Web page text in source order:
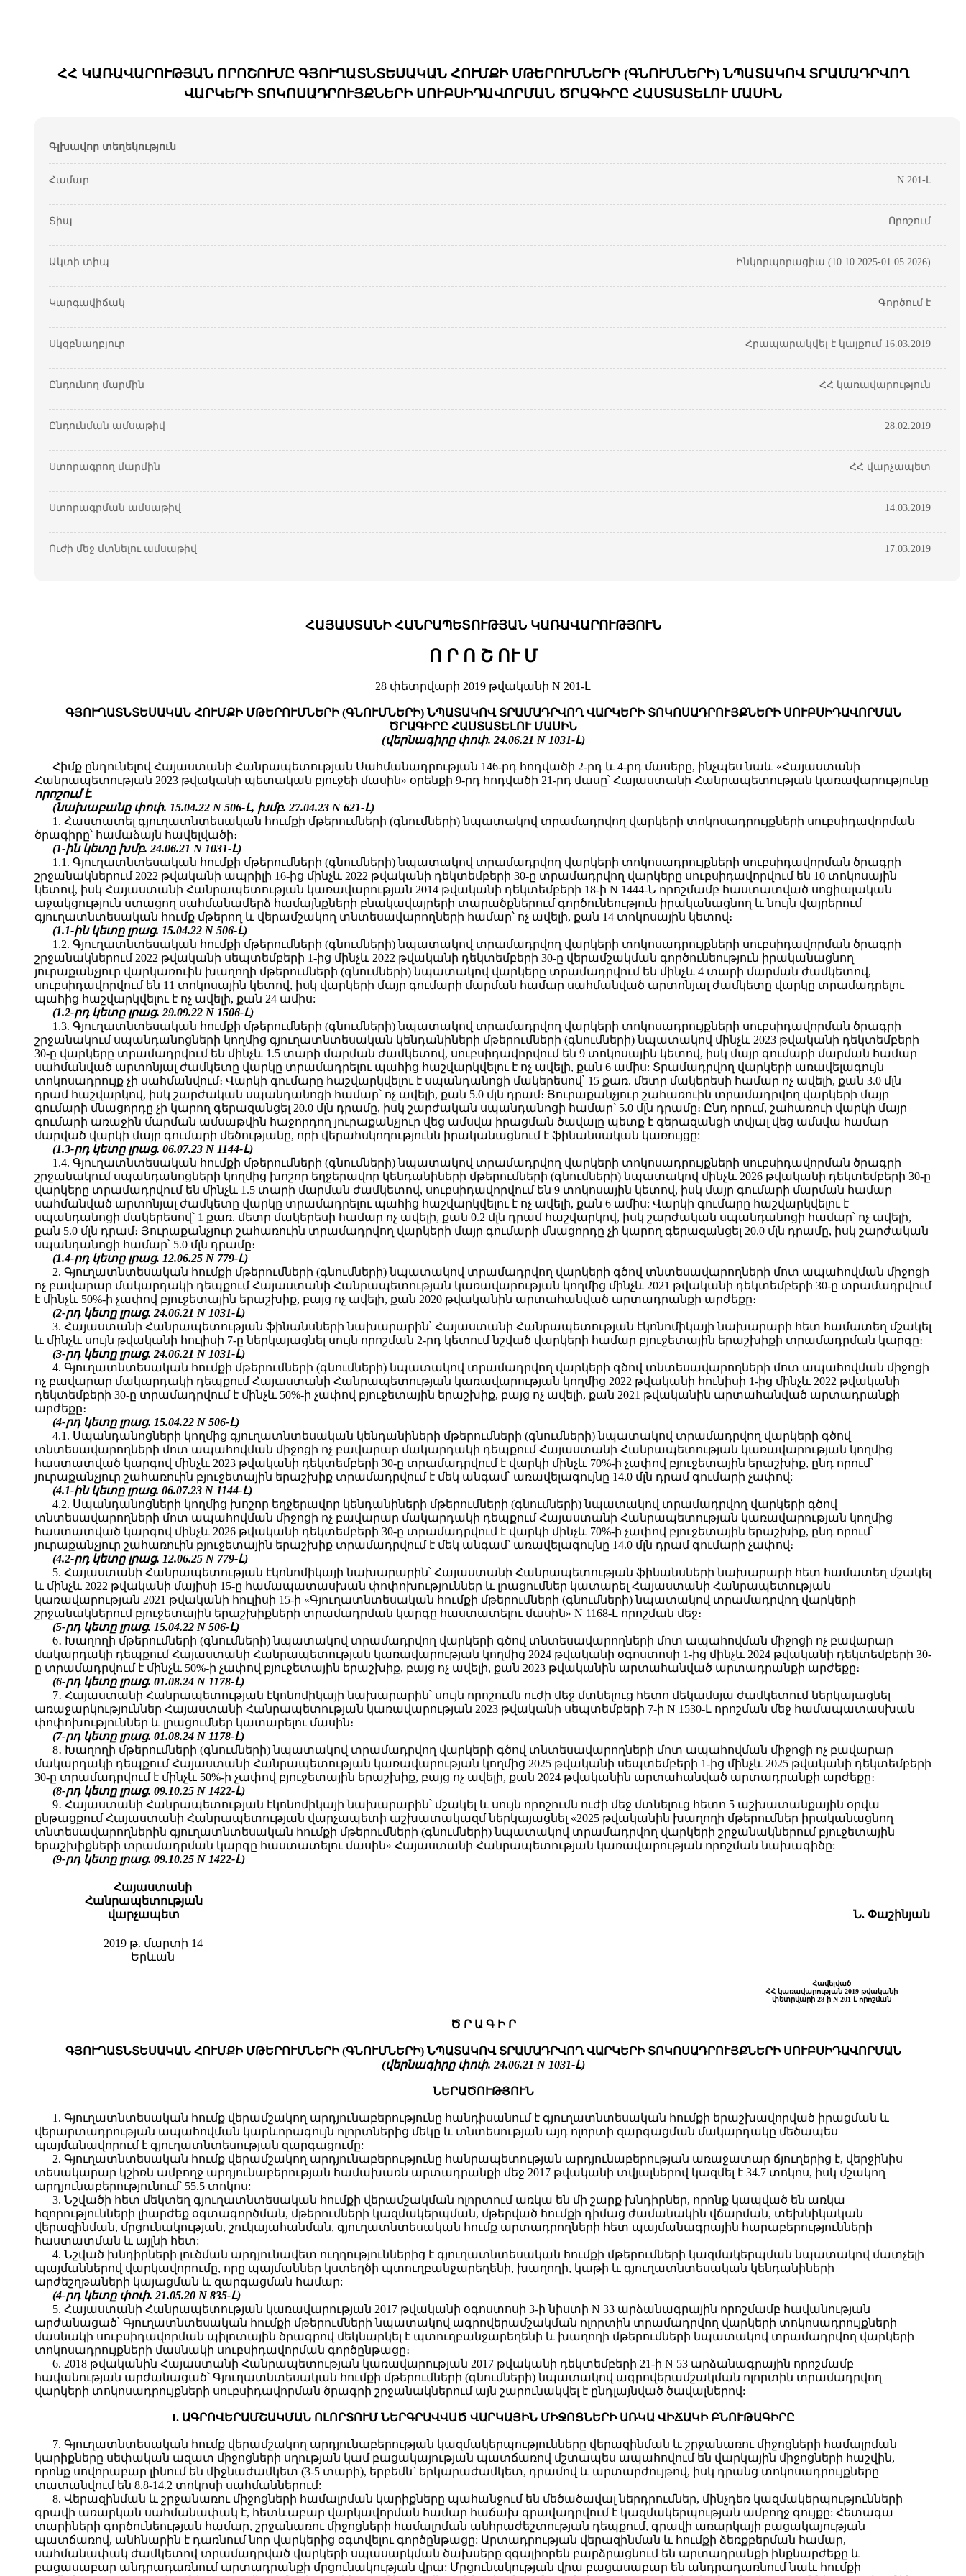
ՀՀ ԿԱՌԱՎԱՐՈՒԹՅԱՆ ՈՐՈՇՈՒՄԸ ԳՅՈՒՂԱՏՆՏԵՍԱԿԱՆ ՀՈՒՄՔԻ ՄԹԵՐՈՒՄՆԵՐԻ (ԳՆՈՒՄՆԵՐԻ) ՆՊԱՏԱԿՈՎ ՏՐԱՄԱԴՐՎՈՂ
ՎԱՐԿԵՐԻ ՏՈԿՈՍԱԴՐՈՒՅՔՆԵՐԻ ՍՈՒԲՍԻԴԱՎՈՐՄԱՆ ԾՐԱԳԻՐԸ ՀԱՍՏԱՏԵԼՈՒ ՄԱՍԻՆ
Գլխավոր տեղեկություն
Համար N 201-Լ
Տիպ Որոշում
Ակտի տիպ Ինկորպորացիա (10.10.2025-01.05.2026)
Կարգավիճակ Գործում է
Սկզբնաղբյուր Հրապարակվել է կայքում 16.03.2019
Ընդունող մարմին ՀՀ կառավարություն
Ընդունման ամսաթիվ 28.02.2019
Ստորագրող մարմին ՀՀ վարչապետ
Ստորագրման ամսաթիվ 14.03.2019
Ուժի մեջ մտնելու ամսաթիվ 17.03.2019
ՀԱՅԱՍՏԱՆԻ ՀԱՆՐԱՊԵՏՈՒԹՅԱՆ ԿԱՌԱՎԱՐՈՒԹՅՈՒՆ
Ո Ր Ո Շ ՈՒ Մ
28 փետրվարի 2019 թվականի N 201-Լ
ԳՅՈՒՂԱՏՆՏԵՍԱԿԱՆ ՀՈՒՄՔԻ ՄԹԵՐՈՒՄՆԵՐԻ (ԳՆՈՒՄՆԵՐԻ) ՆՊԱՏԱԿՈՎ ՏՐԱՄԱԴՐՎՈՂ ՎԱՐԿԵՐԻ ՏՈԿՈՍԱԴՐՈՒՅՔՆԵՐԻ ՍՈՒԲՍԻԴԱՎՈՐՄԱՆ
ԾՐԱԳԻՐԸ ՀԱՍՏԱՏԵԼՈՒ ՄԱՍԻՆ
(վերնագիրը փոփ. 24.06.21 N 1031-Լ)
Հիմք ընդունելով Հայաստանի Հանրապետության Սահմանադրության 146-րդ հոդվածի 2-րդ և 4-րդ մասերը, ինչպես նաև «Հայաստանի
Հանրապետության 2023 թվականի պետական բյուջեի մասին» օրենքի 9-րդ հոդվածի 21-րդ մասը՝ Հայաստանի Հանրապետության կառավարությունը
որոշում է.
(նախաբանը փոփ. 15.04.22 N 506-Լ, խմբ.27.04.23 N 621-Լ)
1. Հաստատել գյուղատնտեսական հումքի մթերումների (գնումների) նպատակով տրամադրվող վարկերի տոկոսադրույքների սուբսիդավորման
ծրագիրը՝ համաձայն հավելվածի։
(1-ին կետը խմբ. 24.06.21 N 1031-Լ)
1.1. Գյուղատնտեսական հումքի մթերումների (գնումների) նպատակով տրամադրվող վարկերի տոկոսադրույքների սուբսիդավորման ծրագրի
շրջանակներում 2022 թվականի ապրիլի 16-ից մինչև 2022 թվականի դեկտեմբերի 30-ը տրամադրվող վարկերը սուբսիդավորվում են 10 տոկոսային
կետով, իսկ Հայաստանի Հանրապետության կառավարության 2014 թվականի դեկտեմբերի 18-ի N 1444-Ն որոշմամբ հաստատված սոցիալական
աջակցություն ստացող սահմանամերձ համայնքների բնակավայրերի տարածքներում գործունեություն իրականացնող և նույն վայրերում
գյուղատնտեսական հումք մթերող և վերամշակող տնտեսավարողների համար՝ ոչ ավելի, քան 14 տոկոսային կետով։
(1.1-ին կետը լրաց. 15.04.22 N 506-Լ)
1.2. Գյուղատնտեսական հումքի մթերումների (գնումների) նպատակով տրամադրվող վարկերի տոկոսադրույքների սուբսիդավորման ծրագրի
շրջանակներում 2022 թվականի սեպտեմբերի 1-ից մինչև 2022 թվականի դեկտեմբերի 30-ը վերամշակման գործունեություն իրականացնող
յուրաքանչյուր վարկառուին խաղողի մթերումների (գնումների) նպատակով վարկերը տրամադրվում են մինչև 4 տարի մարման ժամկետով,
սուբսիդավորվում են 11 տոկոսային կետով, իսկ վարկերի մայր գումարի մարման համար սահմանված արտոնյալ ժամկետը վարկը տրամադրելու
պահից հաշվարկվելու է ոչ ավելի, քան 24 ամիս:
(1.2-րդ կետը լրաց. 29.09.22 N 1506-Լ)
1.3. Գյուղատնտեսական հումքի մթերումների (գնումների) նպատակով տրամադրվող վարկերի տոկոսադրույքների սուբսիդավորման ծրագրի
շրջանակում սպանդանոցների կողմից գյուղատնտեսական կենդանիների մթերումների (գնումների) նպատակով մինչև 2023 թվականի դեկտեմբերի
30-ը վարկերը տրամադրվում են մինչև 1.5 տարի մարման ժամկետով, սուբսիդավորվում են 9 տոկոսային կետով, իսկ մայր գումարի մարման համար
սահմանված արտոնյալ ժամկետը վարկը տրամադրելու պահից հաշվարկվելու է ոչ ավելի, քան 6 ամիս: Տրամադրվող վարկերի առավելագույն
տոկոսադրույք չի սահմանվում։ Վարկի գումարը հաշվարկվելու է սպանդանոցի մակերեսով՝ 15 քառ. մետր մակերեսի համար ոչ ավելի, քան 3.0 մլն
դրամ հաշվարկով, իսկ շարժական սպանդանոցի համար՝ ոչ ավելի, քան 5.0 մլն դրամ։ Յուրաքանչյուր շահառուին տրամադրվող վարկերի մայր
գումարի մնացորդը չի կարող գերազանցել 20.0 մլն դրամը, իսկ շարժական սպանդանոցի համար՝ 5.0 մլն դրամը։ Ընդ որում, շահառուի վարկի մայր
գումարի առաջին մարման ամսաթվին հաջորդող յուրաքանչյուր վեց ամսվա իրացման ծավալը պետք է գերազանցի տվյալ վեց ամսվա համար
մարված վարկի մայր գումարի մեծությանը, որի վերահսկողությունն իրականացնում է ֆինանսական կառույցը:
(1.3-րդ կետը լրաց. 06.07.23 N 1144-Լ)
1.4. Գյուղատնտեսական հումքի մթերումների (գնումների) նպատակով տրամադրվող վարկերի տոկոսադրույքների սուբսիդավորման ծրագրի
շրջանակում սպանդանոցների կողմից խոշոր եղջերավոր կենդանիների մթերումների (գնումների) նպատակով մինչև 2026 թվականի դեկտեմբերի 30-ը
վարկերը տրամադրվում են մինչև 1.5 տարի մարման ժամկետով, սուբսիդավորվում են 9 տոկոսային կետով, իսկ մայր գումարի մարման համար
սահմանված արտոնյալ ժամկետը վարկը տրամադրելու պահից հաշվարկվելու է ոչ ավելի, քան 6 ամիս: Վարկի գումարը հաշվարկվելու է
սպանդանոցի մակերեսով՝ 1 քառ. մետր մակերեսի համար ոչ ավելի, քան 0.2 մլն դրամ հաշվարկով, իսկ շարժական սպանդանոցի համար՝ ոչ ավելի,
քան 5.0 մլն դրամ։ Յուրաքանչյուր շահառուին տրամադրվող վարկերի մայր գումարի մնացորդը չի կարող գերազանցել 20.0 մլն դրամը, իսկ շարժական
սպանդանոցի համար՝ 5.0 մլն դրամը։
(1.4-րդ կետը լրաց. 12.06.25 N 779-Լ)
2. Գյուղատնտեսական հումքի մթերումների (գնումների) նպատակով տրամադրվող վարկերի գծով տնտեսավարողների մոտ ապահովման միջոցի
ոչ բավարար մակարդակի դեպքում Հայաստանի Հանրապետության կառավարության կողմից մինչև 2021 թվականի դեկտեմբերի 30-ը տրամադրվում
է մինչև 50%-ի չափով բյուջետային երաշխիք, բայց ոչ ավելի, քան 2020 թվականին արտահանված արտադրանքի արժեքը։
(2-րդ կետը լրաց. 24.06.21 N 1031-Լ)
3. Հայաստանի Հանրապետության ֆինանսների նախարարին՝ Հայաստանի Հանրապետության էկոնոմիկայի նախարարի հետ համատեղ մշակել
և մինչև սույն թվականի հուլիսի 7-ը ներկայացնել սույն որոշման 2-րդ կետում նշված վարկերի համար բյուջետային երաշխիքի տրամադրման կարգը։
(3-րդ կետը լրաց. 24.06.21 N 1031-Լ)
4. Գյուղատնտեսական հումքի մթերումների (գնումների) նպատակով տրամադրվող վարկերի գծով տնտեսավարողների մոտ ապահովման միջոցի
ոչ բավարար մակարդակի դեպքում Հայաստանի Հանրապետության կառավարության կողմից 2022 թվականի հունիսի 1-ից մինչև 2022 թվականի
դեկտեմբերի 30-ը տրամադրվում է մինչև 50%-ի չափով բյուջետային երաշխիք, բայց ոչ ավելի, քան 2021 թվականին արտահանված արտադրանքի
արժեքը։
(4-րդ կետը լրաց. 15.04.22 N 506-Լ)
4.1. Սպանդանոցների կողմից գյուղատնտեսական կենդանիների մթերումների (գնումների) նպատակով տրամադրվող վարկերի գծով
տնտեսավարողների մոտ ապահովման միջոցի ոչ բավարար մակարդակի դեպքում Հայաստանի Հանրապետության կառավարության կողմից
հաստատված կարգով մինչև 2023 թվականի դեկտեմբերի 30-ը տրամադրվում է վարկի մինչև 70%-ի չափով բյուջետային երաշխիք, ընդ որում՝
յուրաքանչյուր շահառուին բյուջետային երաշխիք տրամադրվում է մեկ անգամ՝ առավելագույնը 14.0 մլն դրամ գումարի չափով:
(4.1-ին կետը լրաց. 06.07.23 N 1144-Լ)
4.2. Սպանդանոցների կողմից խոշոր եղջերավոր կենդանիների մթերումների (գնումների) նպատակով տրամադրվող վարկերի գծով
տնտեսավարողների մոտ ապահովման միջոցի ոչ բավարար մակարդակի դեպքում Հայաստանի Հանրապետության կառավարության կողմից
հաստատված կարգով մինչև 2026 թվականի դեկտեմբերի 30-ը տրամադրվում է վարկի մինչև 70%-ի չափով բյուջետային երաշխիք, ընդ որում՝
յուրաքանչյուր շահառուին բյուջետային երաշխիք տրամադրվում է մեկ անգամ՝ առավելագույնը 14.0 մլն դրամ գումարի չափով։
(4.2-րդ կետը լրաց. 12.06.25 N 779-Լ)
5. Հայաստանի Հանրապետության էկոնոմիկայի նախարարին՝ Հայաստանի Հանրապետության ֆինանսների նախարարի հետ համատեղ մշակել
և մինչև 2022 թվականի մայիսի 15-ը համապատասխան փոփոխություններ և լրացումներ կատարել Հայաստանի Հանրապետության
կառավարության 2021 թվականի հուլիսի 15-ի «Գյուղատնտեսական հումքի մթերումների (գնումների) նպատակով տրամադրվող վարկերի
շրջանակներում բյուջետային երաշխիքների տրամադրման կարգը հաստատելու մասին» N 1168-Լ որոշման մեջ։
(5-րդ կետը լրաց. 15.04.22 N 506-Լ)
6․ Խաղողի մթերումների (գնումների) նպատակով տրամադրվող վարկերի գծով տնտեսավարողների մոտ ապահովման միջոցի ոչ բավարար
մակարդակի դեպքում Հայաստանի Հանրապետության կառավարության կողմից 2024 թվականի օգոստոսի 1-ից մինչև 2024 թվականի դեկտեմբերի 30-
ը տրամադրվում է մինչև 50%-ի չափով բյուջետային երաշխիք, բայց ոչ ավելի, քան 2023 թվականին արտահանված արտադրանքի արժեքը։
(6-րդ կետը լրաց. 01.08.24 N 1178-Լ)
7․ Հայաստանի Հանրապետության էկոնոմիկայի նախարարին՝ սույն որոշումն ուժի մեջ մտնելուց հետո մեկամսյա ժամկետում ներկայացնել
առաջարկություններ Հայաստանի Հանրապետության կառավարության 2023 թվականի սեպտեմբերի 7-ի N 1530-Լ որոշման մեջ համապատասխան
փոփոխություններ և լրացումներ կատարելու մասին։
(7-րդ կետը լրաց. 01.08.24 N 1178-Լ)
8․ Խաղողի մթերումների (գնումների) նպատակով տրամադրվող վարկերի գծով տնտեսավարողների մոտ ապահովման միջոցի ոչ բավարար
մակարդակի դեպքում Հայաստանի Հանրապետության կառավարության կողմից 2025 թվականի սեպտեմբերի 1-ից մինչև 2025 թվականի դեկտեմբերի
30-ը տրամադրվում է մինչև 50%-ի չափով բյուջետային երաշխիք, բայց ոչ ավելի, քան 2024 թվականին արտահանված արտադրանքի արժեքը։
(8-րդ կետը լրաց. 09.10.25 N 1422-Լ)
9․ Հայաստանի Հանրապետության էկոնոմիկայի նախարարին՝ մշակել և սույն որոշումն ուժի մեջ մտնելուց հետո 5 աշխատանքային օրվա
ընթացքում Հայաստանի Հանրապետության վարչապետի աշխատակազմ ներկայացնել «2025 թվականին խաղողի մթերումներ իրականացնող
տնտեսավարողներին գյուղատնտեսական հումքի մթերումների (գնումների) նպատակով տրամադրվող վարկերի շրջանակներում բյուջետային
երաշխիքների տրամադրման կարգը հաստատելու մասին» Հայաստանի Հանրապետության կառավարության որոշման նախագիծը:
(9-րդ կետը լրաց. 09.10.25 N 1422-Լ)
Հայաստանի
Հանրապետության
վարչապետ
Ն. Փաշինյան
2019 թ. մարտի 14
Երևան
Հավելված
ՀՀ կառավարության 2019 թվականի
փետրվարի 28-ի N 201-Լ որոշման
Ծ Ր Ա Գ Ի Ր
ԳՅՈՒՂԱՏՆՏԵՍԱԿԱՆ ՀՈՒՄՔԻ ՄԹԵՐՈՒՄՆԵՐԻ (ԳՆՈՒՄՆԵՐԻ) ՆՊԱՏԱԿՈՎ ՏՐԱՄԱԴՐՎՈՂ ՎԱՐԿԵՐԻ ՏՈԿՈՍԱԴՐՈՒՅՔՆԵՐԻ ՍՈՒԲՍԻԴԱՎՈՐՄԱՆ
(վերնագիրը փոփ. 24.06.21 N 1031-Լ)
ՆԵՐԱԾՈՒԹՅՈՒՆ
1. Գյուղատնտեսական հումք վերամշակող արդյունաբերությունը հանդիսանում է գյուղատնտեսական հումքի երաշխավորված իրացման և
վերարտադրության ապահովման կարևորագույն ոլորտներից մեկը և տնտեսության այդ ոլորտի զարգացման մակարդակը մեծապես
պայմանավորում է գյուղատնտեսության զարգացումը:
2. Գյուղատնտեսական հումք վերամշակող արդյունաբերությունը հանրապետության արդյունաբերության առաջատար ճյուղերից է, վերջինիս
տեսակարար կշիռն ամբողջ արդյունաբերության համախառն արտադրանքի մեջ 2017 թվականի տվյալներով կազմել է 34.7 տոկոս, իսկ մշակող
արդյունաբերությունում՝ 55.5 տոկոս:
3. Նշվածի հետ մեկտեղ գյուղատնտեսական հումքի վերամշակման ոլորտում առկա են մի շարք խնդիրներ, որոնք կապված են առկա
հզորությունների լիարժեք օգտագործման, մթերումների կազմակերպման, մթերված հումքի դիմաց ժամանակին վճարման, տեխնիկական
վերազինման, մրցունակության, շուկայահանման, գյուղատնտեսական հումք արտադրողների հետ պայմանագրային հարաբերությունների
հաստատման և այլնի հետ:
4. Նշված խնդիրների լուծման արդյունավետ ուղղություններից է գյուղատնտեսական հումքի մթերումների կազմակերպման նպատակով մատչելի
պայմաններով վարկավորումը, որը պայմաններ կստեղծի պտուղբանջարեղենի, խաղողի, կաթի և գյուղատնտեսական կենդանիների
արժեշղթաների կայացման և զարգացման համար:
(4-րդ կետը փոփ. 21.05.20 N 835-Լ)
5. Հայաստանի Հանրապետության կառավարության 2017 թվականի օգոստոսի 3-ի նիստի N 33 արձանագրային որոշմամբ հավանության
արժանացած՝ Գյուղատնտեսական հումքի մթերումների նպատակով ագրովերամշակման ոլորտին տրամադրվող վարկերի տոկոսադրույքների
մասնակի սուբսիդավորման պիլոտային ծրագրով մեկնարկել է պտուղբանջարեղենի և խաղողի մթերումների նպատակով տրամադրվող վարկերի
տոկոսադրույքների մասնակի սուբսիդավորման գործընթացը։
6. 2018 թվականին Հայաստանի Հանրապետության կառավարության 2017 թվականի դեկտեմբերի 21-ի N 53 արձանագրային որոշմամբ
հավանության արժանացած՝ Գյուղատնտեսական հումքի մթերումների (գնումների) նպատակով ագրովերամշակման ոլորտին տրամադրվող
վարկերի տոկոսադրույքների սուբսիդավորման ծրագրի շրջանակներում այն շարունակվել է ընդլայնված ծավալներով:
I. ԱԳՐՈՎԵՐԱՄՇԱԿՄԱՆ ՈԼՈՐՏՈՒՄ ՆԵՐԳՐԱՎՎԱԾ ՎԱՐԿԱՅԻՆ ՄԻՋՈՑՆԵՐԻ ԱՌԿԱ ՎԻՃԱԿԻ ԲՆՈՒԹԱԳԻՐԸ
7. Գյուղատնտեսական հումք վերամշակող արդյունաբերության կազմակերպությունները վերազինման և շրջանառու միջոցների համալրման
կարիքները սեփական ազատ միջոցների սղության կամ բացակայության պատճառով մշտապես ապահովում են վարկային միջոցների հաշվին,
որոնք սովորաբար լինում են միջնաժամկետ (3-5 տարի), երբեմն` երկարաժամկետ, դրամով և արտարժույթով, իսկ դրանց տոկոսադրույքները
տատանվում են 8.8-14.2 տոկոսի սահմաններում:
8. Վերազինման և շրջանառու միջոցների համալրման կարիքները պահանջում են մեծածավալ ներդրումներ, մինչդեռ կազմակերպությունների
գրավի առարկան սահմանափակ է, հետևաբար վարկավորման համար հաճախ գրավադրվում է կազմակերպության ամբողջ գույքը: Հետագա
տարիների գործունեության համար, շրջանառու միջոցների համալրման անհրաժեշտության դեպքում, գրավի առարկայի բացակայության
պատճառով, անհնարին է դառնում նոր վարկերից օգտվելու գործընթացը: Արտադրության վերազինման և հումքի ձեռքբերման համար,
սահմանափակ ժամկետով տրամադրված վարկերի սպասարկման ծախսերը զգալիորեն բարձրացնում են արտադրանքի ինքնարժեքը և
բացասաբար անդրադառնում արտադրանքի մրցունակության վրա: Մրցունակության վրա բացասաբար են անդրադառնում նաև հումքի